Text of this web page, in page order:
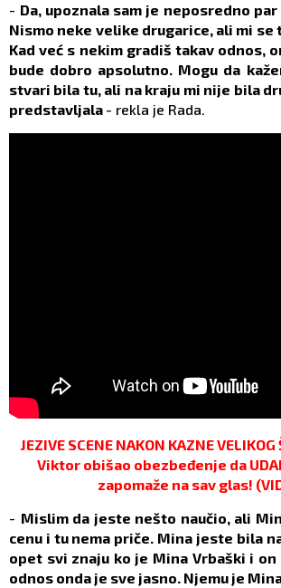
- Da, upoznala sam je neposredno
Nismo neke velike drugarice, ali mi
Kad već s nekim gradiš takav odnos,
bude dobro apsolutno. Mogu da
stvari bila tu, ali na kraju mi nije bila
predstavljala - rekla je Rada.
JEZIVE SCENE NAKON KAZNE
Viktor obišao obezbeđenje da
zapomaže na sav glas!
- Mislim da jeste nešto naučio, ali
cenu i tu nema priče. Mina jeste bila
opet svi znaju ko je Mina Vrbaški i on
odnos onda je sve jasno. Njemu je